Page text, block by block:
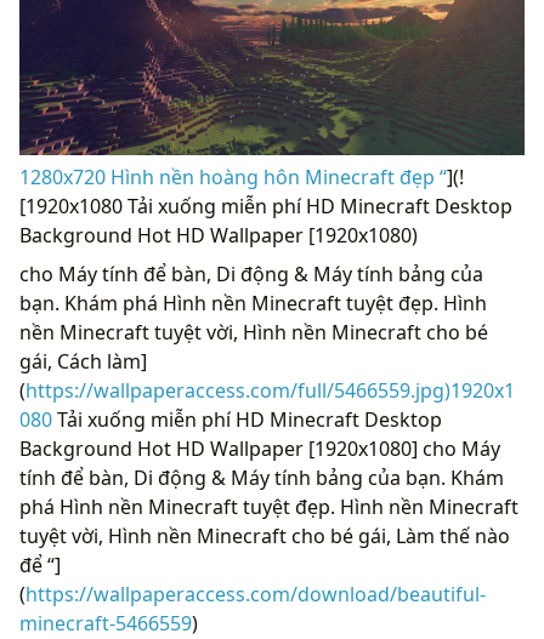
1280x720 Hình nền hoàng hôn Minecraft đẹp “](!
[1920x1080 Tải xuống miễn phí HD Minecraft Desktop
Background Hot HD Wallpaper [1920x1080)
cho Máy tính để bàn, Di động & Máy tính bảng của
bạn. Khám phá Hình nền Minecraft tuyệt đẹp. Hình
nền Minecraft tuyệt vời, Hình nền Minecraft cho bé
gái, Cách làm]
(https://wallpaperaccess.com/full/5466559.jpg)1920x1
080Tải xuống miễn phí HD Minecraft Desktop
Background Hot HD Wallpaper [1920x1080] cho Máy
tính để bàn, Di động & Máy tính bảng của bạn. Khám
phá Hình nền Minecraft tuyệt đẹp. Hình nền Minecraft
tuyệt vời, Hình nền Minecraft cho bé gái, Làm thế nào
để “]
(https://wallpaperaccess.com/download/beautiful-
minecraft-5466559)